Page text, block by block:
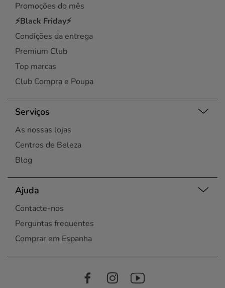
Promoções do mês
⚡Black Friday⚡
Condições da entrega
Premium Club
Top marcas
Club Compra e Poupa
Serviços
As nossas lojas
Centros de Beleza
Blog
Ajuda
Contacte-nos
Perguntas frequentes
Comprar em Espanha